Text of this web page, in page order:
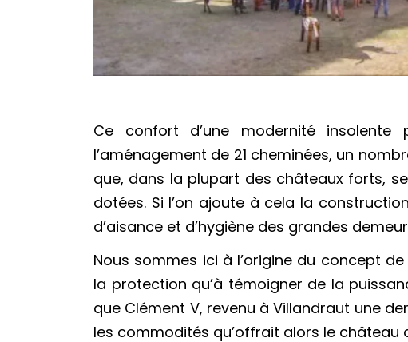
Ce confort d’une modernité
l’aménagement de 21 cheminées, un
que, dans la plupart des châteaux forts,
dotées. Si l’on ajoute à cela la
d’aisance et d’hygiène des grandes
Nous sommes ici à l’origine du concept
la protection qu’à témoigner de la
que Clément V, revenu à Villandraut une
les commodités qu’offrait alors le château